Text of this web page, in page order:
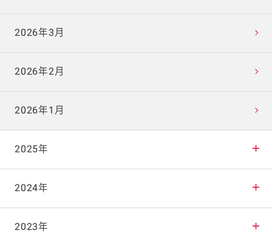
2026年3月
2026年2月
2026年1月
2025年
2025年12月
2025年11月
2024年
2024年12月
2023年